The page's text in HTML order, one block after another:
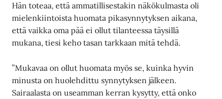
Hän toteaa, että ammatillisestakin näkökulmasta oli
mielenkiintoista huomata pikasynnytyksen aikana,
että vaikka oma pää ei ollut tilanteessa täysillä
mukana, tiesi keho tasan tarkkaan mitä tehdä.
”Mukavaa on ollut huomata myös se, kuinka hyvin
minusta on huolehdittu synnytyksen jälkeen.
Sairaalasta on useamman kerran kysytty, että onko